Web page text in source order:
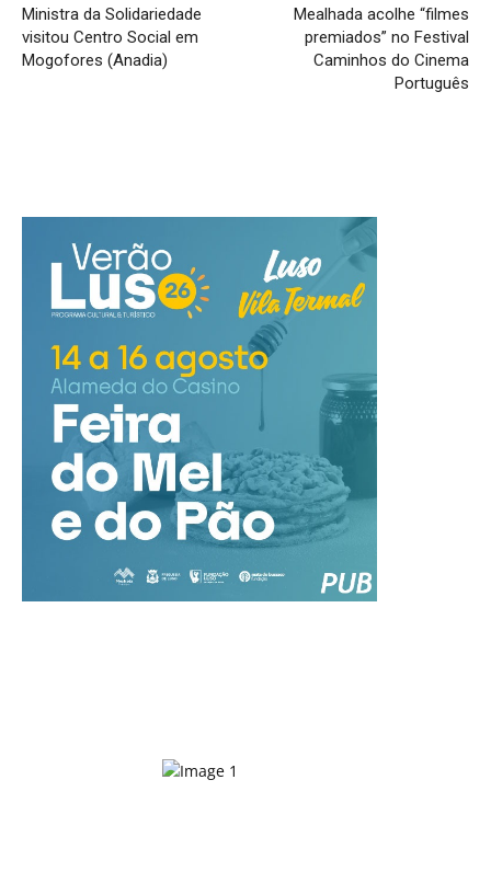
Ministra da Solidariedade
visitou Centro Social em
Mogofores (Anadia)
Mealhada acolhe “filmes
premiados” no Festival
Caminhos do Cinema
Português